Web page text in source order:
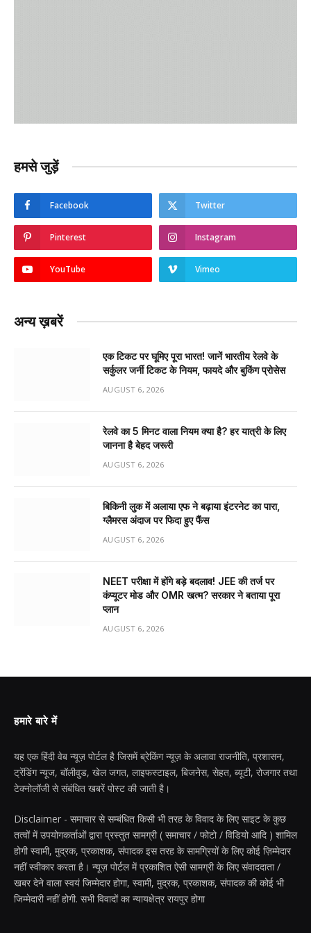
हमसे जुड़ें
Facebook Twitter
Pinterest Instagram
YouTube Vimeo
अन्य ख़बरें
एक टिकट पर घूमिए पूरा भारत! जानें भारतीय रेलवे के
सर्कुलर जर्नी टिकट के नियम, फायदे और बुकिंग प्रोसेस
AUGUST 6, 2026
रेलवे का 5 मिनट वाला नियम क्या है? हर यात्री के लिए
जानना है बेहद जरूरी
AUGUST 6, 2026
बिकिनी लुक में अलाया एफ ने बढ़ाया इंटरनेट का पारा,
ग्लैमरस अंदाज पर फिदा हुए फैंस
AUGUST 6, 2026
NEET परीक्षा में होंगे बड़े बदलाव! JEE की तर्ज पर
कंप्यूटर मोड और OMR खत्म? सरकार ने बताया पूरा
प्लान
AUGUST 6, 2026
हमारे बारे में
यह एक हिंदी वेब न्यूज़ पोर्टल है जिसमें ब्रेकिंग न्यूज़ के अलावा राजनीति, प्रशासन,
ट्रेंडिंग न्यूज, बॉलीवुड, खेल जगत, लाइफस्टाइल, बिजनेस, सेहत, ब्यूटी, रोजगार तथा
टेक्नोलॉजी से संबंधित खबरें पोस्ट की जाती है।
Disclaimer - समाचार से सम्बंधित किसी भी तरह के विवाद के लिए साइट के कुछ
तत्वों में उपयोगकर्ताओं द्वारा प्रस्तुत सामग्री ( समाचार / फोटो / विडियो आदि ) शामिल
होगी स्वामी, मुद्रक, प्रकाशक, संपादक इस तरह के सामग्रियों के लिए कोई ज़िम्मेदार
नहीं स्वीकार करता है। न्यूज़ पोर्टल में प्रकाशित ऐसी सामग्री के लिए संवाददाता /
खबर देने वाला स्वयं जिम्मेदार होगा, स्वामी, मुद्रक, प्रकाशक, संपादक की कोई भी
जिम्मेदारी नहीं होगी. सभी विवादों का न्यायक्षेत्र रायपुर होगा